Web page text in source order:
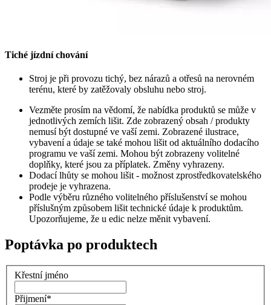
Tiché jízdní chování
Stroj je při provozu tichý, bez nárazů a otřesů na nerovném
terénu, které by zatěžovaly obsluhu nebo stroj.
Vezměte prosím na vědomí, že nabídka produktů se může v
jednotlivých zemích lišit. Zde zobrazený obsah / produkty
nemusí být dostupné ve vaší zemi. Zobrazené ilustrace,
vybavení a údaje se také mohou lišit od aktuálního dodacího
programu ve vaší zemi. Mohou být zobrazeny volitelné
doplňky, které jsou za příplatek. Změny vyhrazeny.
Dodací lhůty se mohou lišit - možnost zprostředkovatelského
prodeje je vyhrazena.
Podle výběru různého volitelného příslušenství se mohou
příslušným způsobem lišit technické údaje k produktům.
Upozorňujeme, že u edic nelze měnit vybavení.
Poptávka po produktech
Křestní jméno
Přijmení*